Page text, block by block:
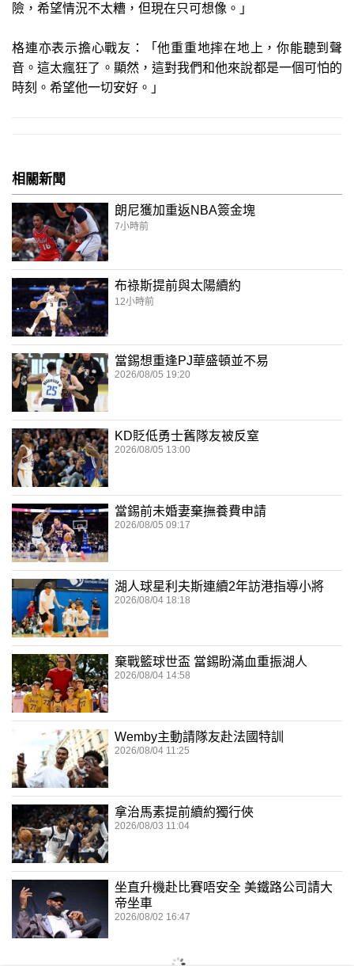
險，希望情況不太糟，但現在只可想像。」
格連亦表示擔心戰友：「他重重地摔在地上，你能聽到聲
音。這太瘋狂了。顯然，這對我們和他來說都是一個可怕的
時刻。希望他一切安好。」
相關新聞
朗尼獲加重返NBA簽金塊
7小時前
布祿斯提前與太陽續約
12小時前
當錫想重逢PJ華盛頓並不易
2026/08/05 19:20
KD貶低勇士舊隊友被反窒
2026/08/05 13:00
當錫前未婚妻棄撫養費申請
2026/08/05 09:17
湖人球星利夫斯連續2年訪港指導小將
2026/08/04 18:18
棄戰籃球世盃 當錫盼滿血重振湖人
2026/08/04 14:58
Wemby主動請隊友赴法國特訓
2026/08/04 11:25
拿治馬素提前續約獨行俠
2026/08/03 11:04
坐直升機赴比賽唔安全 美鐵路公司請大
帝坐車
2026/08/02 16:47